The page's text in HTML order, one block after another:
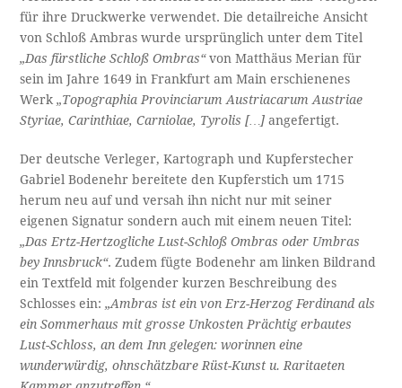
für ihre Druckwerke verwendet. Die detailreiche Ansicht
von Schloß Ambras wurde ursprünglich unter dem Titel
„Das fürstliche Schloß Ombras“von Matthäus Merian für
sein im Jahre 1649 in Frankfurt am Main erschienenes
Werk „Topographia Provinciarum Austriacarum Austriae
Styriae, Carinthiae, Carniolae, Tyrolis […] angefertigt.
Der deutsche Verleger, Kartograph und Kupferstecher
Gabriel Bodenehr bereitete den Kupferstich um 1715
herum neu auf und versah ihn nicht nur mit seiner
eigenen Signatur sondern auch mit einem neuen Titel:
„Das Ertz-Hertzogliche Lust-Schloß Ombras oder Umbras
bey Innsbruck“. Zudem fügte Bodenehr am linken Bildrand
ein Textfeld mit folgender kurzen Beschreibung des
Schlosses ein:„Ambras ist ein von Erz-Herzog Ferdinand als
ein Sommerhaus mit grosse Unkosten Prächtig erbautes
Lust-Schloss, an dem Inn gelegen: worinnen eine
wunderwürdig, ohnschätzbare Rüst-Kunst u. Raritaeten